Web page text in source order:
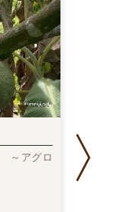
～アグロ
は？